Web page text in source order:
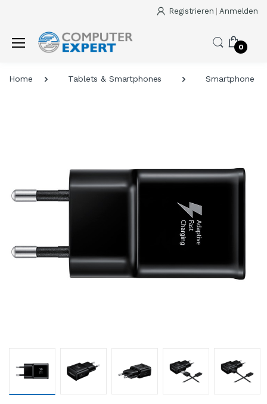
Registrieren Anmelden
0
Home Tablets & Smartphones Smartphone